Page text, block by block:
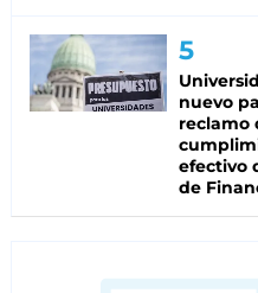
nuevo
reclamo
efectivo
de